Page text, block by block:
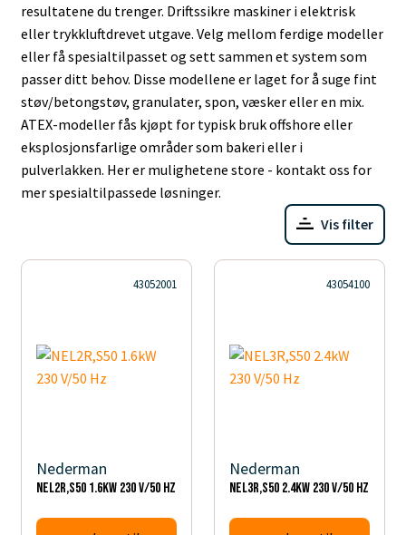
resultatene du trenger. Driftssikre maskiner i elektrisk
eller trykkluftdrevet utgave. Velg mellom ferdige modeller
eller få spesialtilpasset og sett sammen et system som
passer ditt behov. Disse modellene er laget for å suge fint
støv/betongstøv, granulater, spon, væsker eller en mix.
ATEX-modeller fås kjøpt for typisk bruk offshore eller
eksplosjonsfarlige områder som bakeri eller i
pulverlakken. Her er mulighetene store - kontakt oss for
mer spesialtilpassede løsninger.
Vis filter
43052001
Nederman
NEL2R,S50 1.6kW 230 V/50 Hz
43054100
Nederman
NEL3R,S50 2.4kW 230 V/50 Hz